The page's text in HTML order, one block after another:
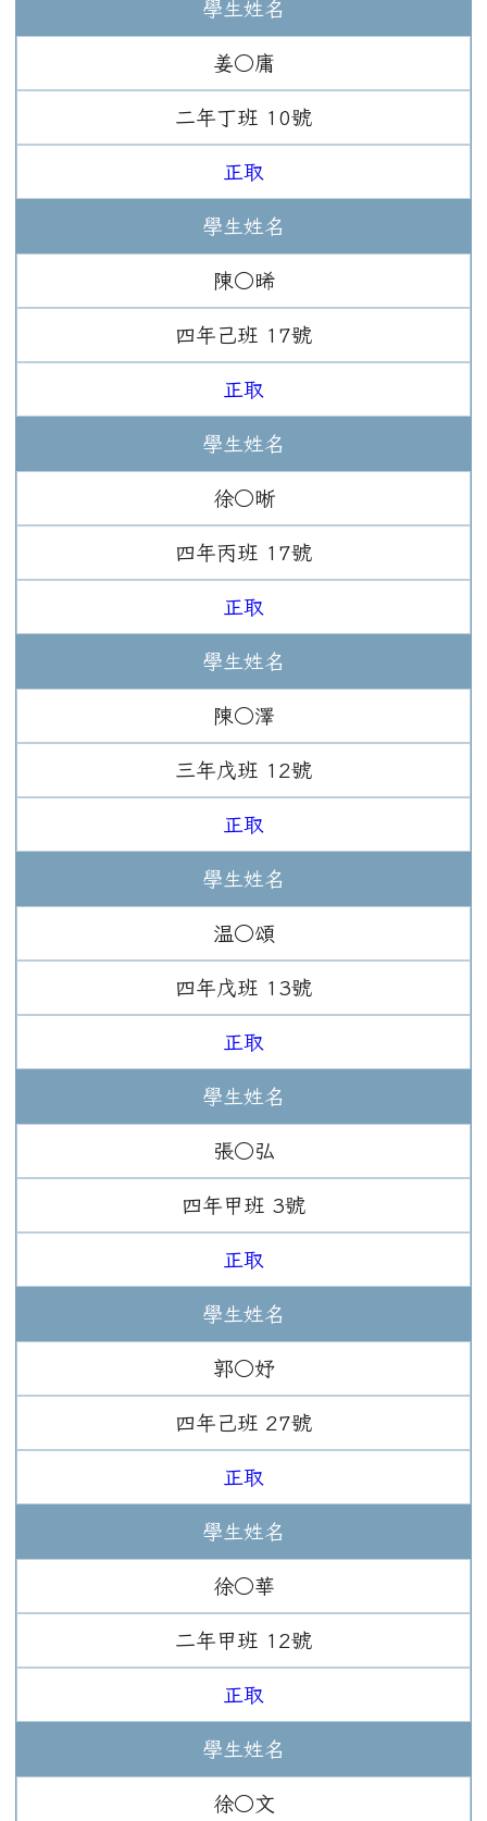
學生姓名
姜○庸
二年丁班 10號
正取
學生姓名
陳○晞
四年 己班 17號
正取
學生姓名
徐○晰
四年丙班 17號
正取
學生姓名
陳○澤
三年 戊班 12號
正取
學生姓名
温○頌
四年 戊班 13號
正取
學生姓名
張○弘
四年 甲班 3號
正取
學生姓名
郭○妤
四年 己班 27號
正取
學生姓名
徐○華
二年 甲班 12號
正取
學生姓名
徐○文